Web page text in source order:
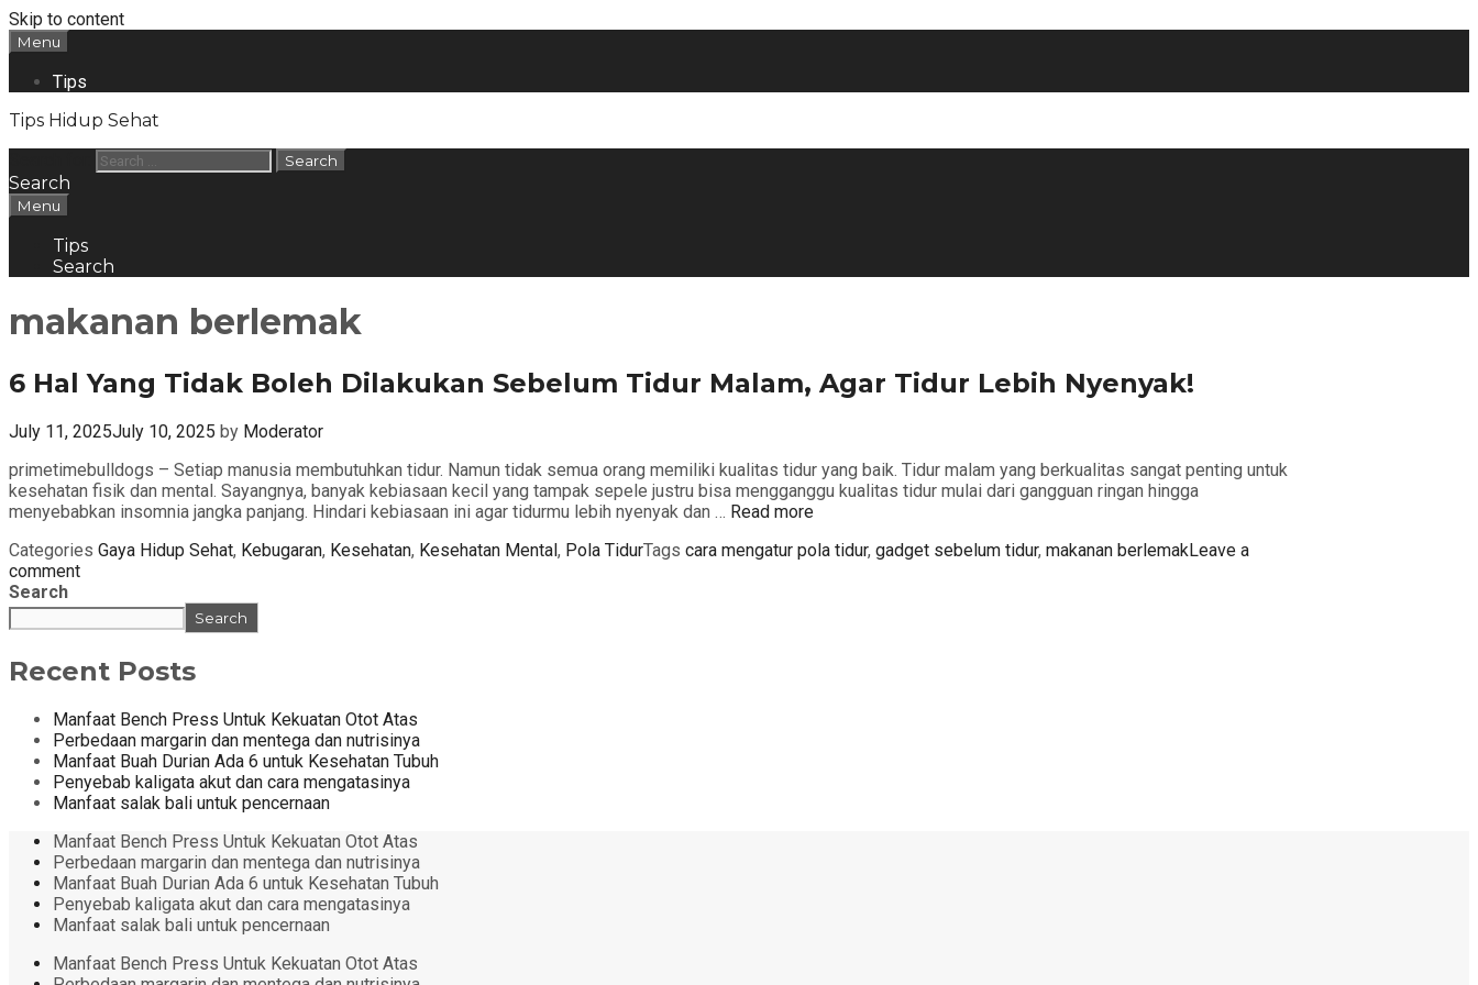
Skip to content
Menu
Tips
Tips Hidup Sehat
Search
Menu
Tips
Search
makanan berlemak
6 Hal Yang Tidak Boleh Dilakukan Sebelum Tidur Malam, Agar Tidur Lebih Nyenyak!
July 11, 2025July 10, 2025 by Moderator
primetimebulldogs – Setiap manusia membutuhkan tidur. Namun tidak semua orang memiliki kualitas tidur yang baik. Tidur malam yang berkualitas sangat penting untuk
kesehatan fisik dan mental. Sayangnya, banyak kebiasaan kecil yang tampak sepele justru bisa mengganggu kualitas tidur mulai dari gangguan ringan hingga
menyebabkan insomnia jangka panjang. Hindari kebiasaan ini agar tidurmu lebih nyenyak dan … Read more
Categories Gaya Hidup Sehat, Kebugaran, Kesehatan, Kesehatan Mental, Pola TidurTags cara mengatur pola tidur, gadget sebelum tidur, makanan berlemakLeave a
comment
Search
Search
Recent Posts
Manfaat Bench Press Untuk Kekuatan Otot Atas
Perbedaan margarin dan mentega dan nutrisinya
Manfaat Buah Durian Ada 6 untuk Kesehatan Tubuh
Penyebab kaligata akut dan cara mengatasinya
Manfaat salak bali untuk pencernaan
Manfaat Bench Press Untuk Kekuatan Otot Atas
Perbedaan margarin dan mentega dan nutrisinya
Manfaat Buah Durian Ada 6 untuk Kesehatan Tubuh
Penyebab kaligata akut dan cara mengatasinya
Manfaat salak bali untuk pencernaan
Manfaat Bench Press Untuk Kekuatan Otot Atas